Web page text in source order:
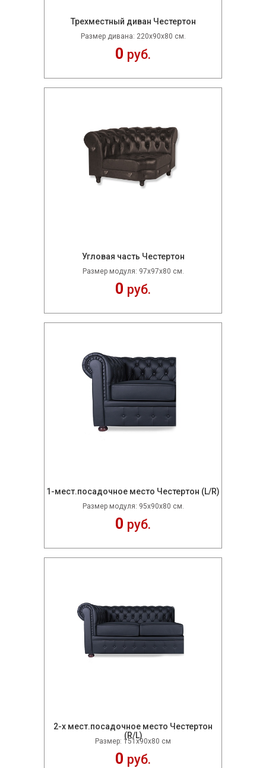
Трехместный диван Честертон
Размер дивана: 220x90x80 см.
0 руб.
Угловая часть Честертон
Размер модуля: 97х97х80 см.
0 руб.
1-мест.посадочное место Честертон (L/R)
Размер модуля: 95х90х80 см.
0 руб.
2-х мест.посадочное место Честертон
(R/L)
Размер: 151х90х80 см
0 руб.